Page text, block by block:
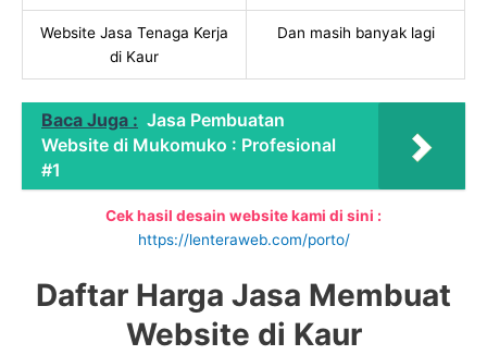
Website Jasa Tenaga Kerja
di Kaur
Dan masih banyak lagi
Baca Juga : Jasa Pembuatan
Website di Mukomuko : Profesional
#1
Cek hasil desain website kami di sini :
https://lenteraweb.com/porto/
Daftar Harga Jasa Membuat
Website di Kaur